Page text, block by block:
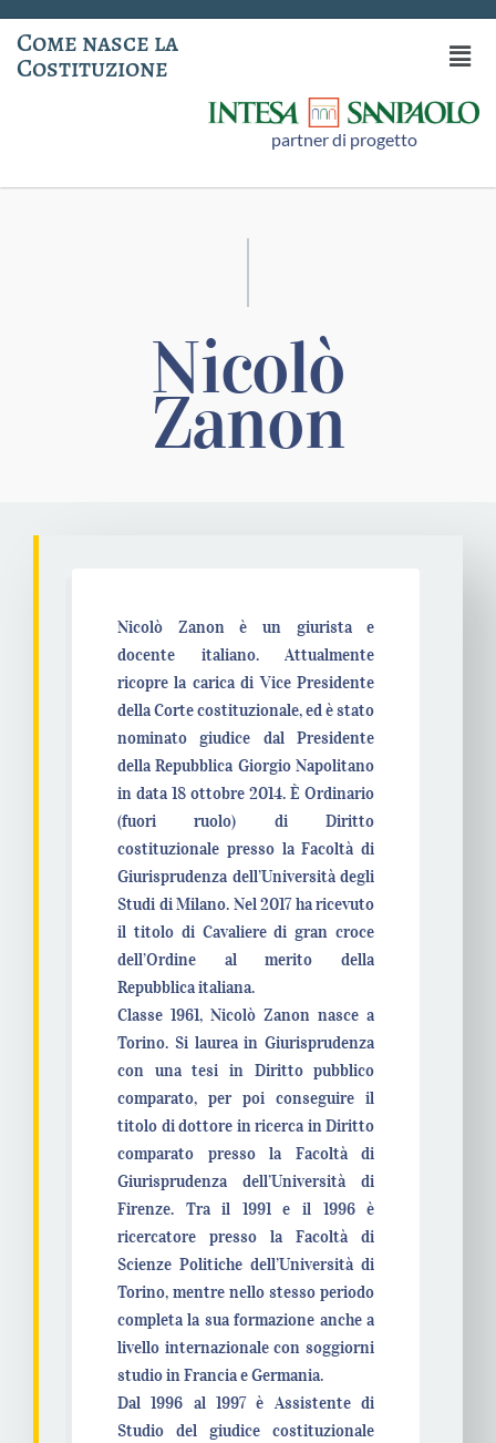
Come nasce la
Costituzione
partner di progetto
Nicolò
Zanon
Nicolò Zanon è un giurista e
docente italiano. Attualmente
ricopre la carica di Vice Presidente
della Corte costituzionale, ed è stato
nominato giudice dal Presidente
della Repubblica Giorgio Napolitano
in data 18 ottobre 2014. È Ordinario
(fuori ruolo) di Diritto
costituzionale presso la Facoltà di
Giurisprudenza dell’Università degli
Studi di Milano. Nel 2017 ha ricevuto
il titolo di Cavaliere di gran croce
dell’Ordine al merito della
Repubblica italiana.
Classe 1961, Nicolò Zanon nasce a
Torino. Si laurea in Giurisprudenza
con una tesi in Diritto pubblico
comparato, per poi conseguire il
titolo di dottore in ricerca in Diritto
comparato presso la Facoltà di
Giurisprudenza dell’Università di
Firenze. Tra il 1991 e il 1996 è
ricercatore presso la Facoltà di
Scienze Politiche dell’Università di
Torino, mentre nello stesso periodo
completa la sua formazione anche a
livello internazionale con soggiorni
studio in Francia e Germania.
Dal 1996 al 1997 è Assistente di
Studio del giudice costituzionale